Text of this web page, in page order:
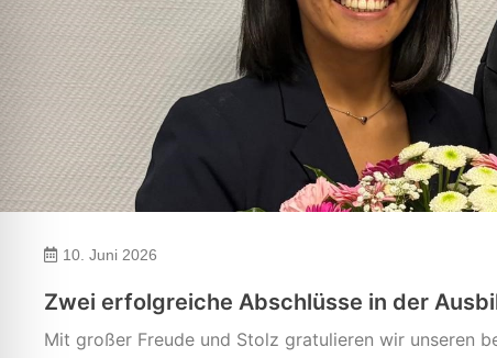
10. Juni 2026
Zwei erfolgreiche Abschlüsse in der
Mit großer Freude und Stolz gratulieren wir unseren